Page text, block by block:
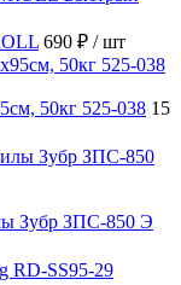
690 ₽ / шт
50кг 525-038 15
Зубр ЗПС-850 Э